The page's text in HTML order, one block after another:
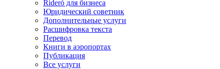
Rideró для бизнеса
Юридический советник
Дополнительные услуги
Расшифровка текста
Перевод
Книги в аэропортах
Публикация
Все услуги